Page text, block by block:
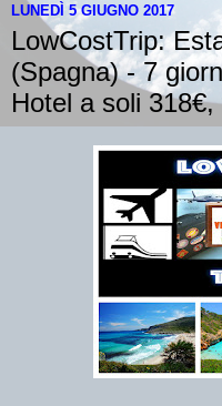
LUNEDÌ 5 GIUGNO 2017
LowCostTrip:
(Spagna) - 7
Hotel a soli